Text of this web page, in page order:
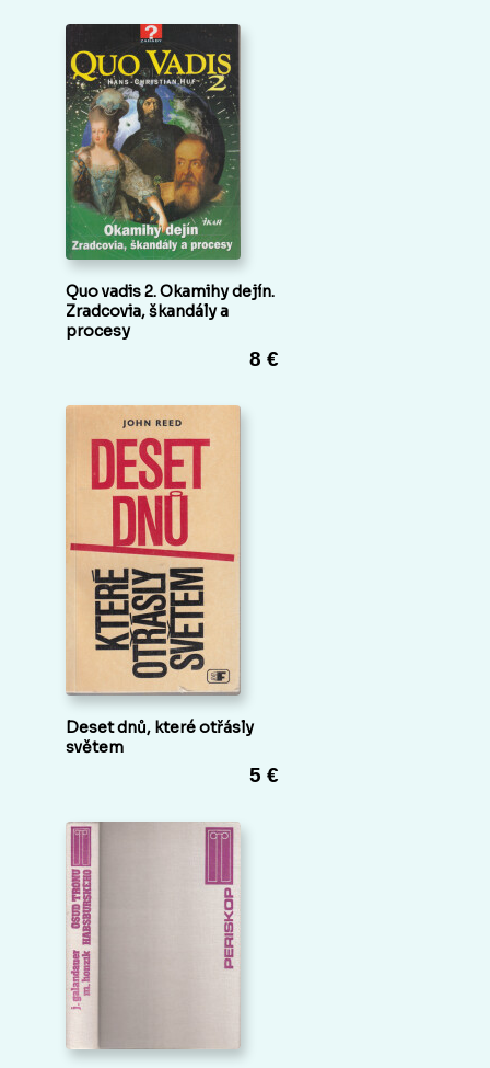
Quo vadis 2. Okamihy dejín.
Zradcovia, škandály a
procesy
8 €
Deset dnů, které otřásly
světem
5 €